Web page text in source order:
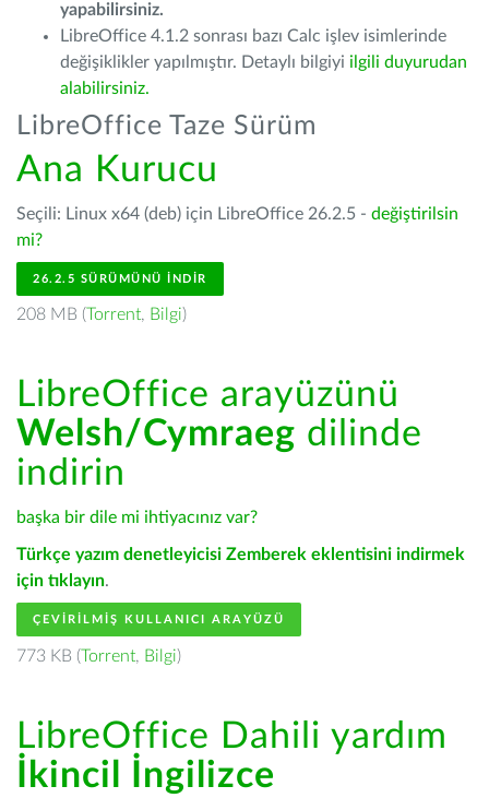
yapabilirsiniz.
LibreOffice 4.1.2 sonrası bazı Calc işlev isimlerinde
değişiklikler yapılmıştır. Detaylı bilgiyi ilgili duyurudan
alabilirsiniz.
LibreOffice Taze Sürüm
Ana Kurucu
Seçili: Linux x64 (deb) için LibreOffice 26.2.5 - değiştirilsin
mi?
26.2.5 SÜRÜMÜNÜ İNDIR
208 MB (Torrent, Bilgi)
LibreOffice arayüzünü
Welsh/Cymraeg dilinde
indirin
başka bir dile mi ihtiyacınız var?
Türkçe yazım denetleyicisi Zemberek eklentisini indirmek
için tıklayın.
ÇEVIRILMIŞ KULLANICI ARAYÜZÜ
773 KB (Torrent, Bilgi)
LibreOffice Dahili yardım
İkincil İngilizce